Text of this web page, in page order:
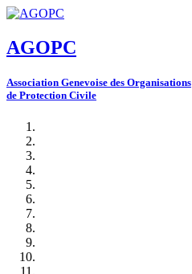
AGOPC
Association Genevoise des Organisations
de Protection Civile